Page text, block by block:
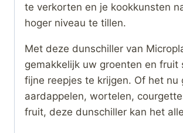
te verkorten en je kookkunsten
hoger niveau te tillen.
Met deze dunschiller van
gemakkelijk uw groenten en fruit
fijne reepjes te krijgen. Of het nu
aardappelen, wortelen,
fruit, deze dunschiller kan het